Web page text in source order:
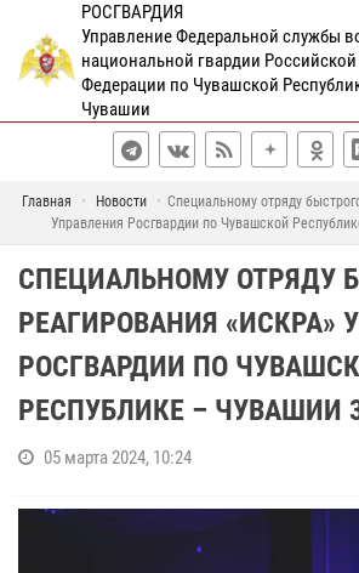
РОСГВАРДИЯ
Управление Федеральной службы
национальной гвардии Российской
Федерации по Чувашской
Чувашии
Главная Новости
Специальному отряду
Управления Росгвардии по Чувашской
СПЕЦИАЛЬНОМУ ОТРЯДУ
РЕАГИРОВАНИЯ «ИСКРА»
РОСГВАРДИИ ПО
РЕСПУБЛИКЕ – ЧУВАШИИ
05 марта 2024, 10:24